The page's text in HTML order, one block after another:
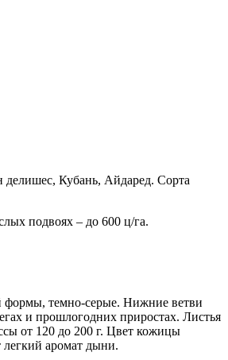
делишес, Кубань, Айдаред. Сорта
подвоях – до 600 ц/га.
формы, темно-серые. Нижние ветви
и прошлогодних приростах. Листья
от 120 до 200 г. Цвет кожицы
легкий аромат дыни.